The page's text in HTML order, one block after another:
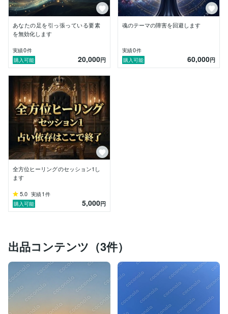
◆ 高次元タロットリーディング
現在地・バグの所在・本来の軌道を「可視化する診断」
として活用。
◆ 左脳×右脳の完全統合
「なぜそうなるのか」を論理で解析し（左脳）、
この両立が、他のヒーラーにはない私の強みです。
━━━━━━━━━━━━━━━━━━━━━━━━━
━━━
✦ サービス（ステップアップ設計） ✦
━━━━━━━━━━━━━━━━━━━━━━━━━
━━━
STEP 1【体感する】
数霊REIWAで8時間ヒーリング（500円）
STEP 3【浄化する】
魂のテーマの障害を回避します。
障害に煩わせられることなく学びに到達します。
あなたが王座に帰還する日を、お待ちしています。
━━━━━━━━━━━━━━━━━━━━━━━━━
━━━
あなたの足を引っ張っている要素
を無効化します
実績0件
購入可能
20,000円
魂のテーマの障害を回避します
実績0件
購入可能
60,000円
全方位ヒーリングのセッション1し
ます
5.0 実績1 件
購入可能
5,000円
出品コンテンツ（3件）